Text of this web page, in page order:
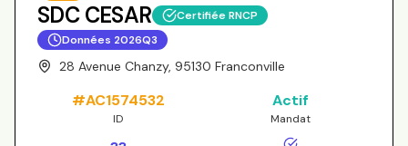
SDC CESAR
Certifiée RNCP
Données 2026Q3
28 Avenue Chanzy, 95130 Franconville
#AC1574532
ID
Actif
Mandat